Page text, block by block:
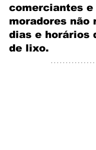
comerciantes e
moradores não
dias e horários
de lixo.